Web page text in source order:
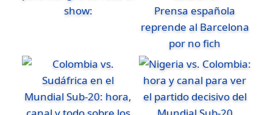
show:
Prensa española
reprende al Barcelona
por no fich